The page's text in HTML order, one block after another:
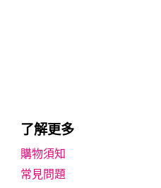
了解更多
購物須知
常見問題